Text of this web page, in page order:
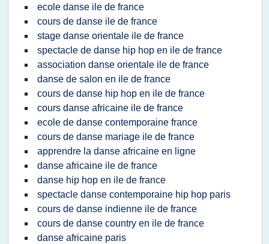
ecole danse ile de france
cours de danse ile de france
stage danse orientale ile de france
spectacle de danse hip hop en ile de france
association danse orientale ile de france
danse de salon en ile de france
cours de danse hip hop en ile de france
cours danse africaine ile de france
ecole de danse contemporaine france
cours de danse mariage ile de france
apprendre la danse africaine en ligne
danse africaine ile de france
danse hip hop en ile de france
spectacle danse contemporaine hip hop paris
cours de danse indienne ile de france
cours de danse country en ile de france
danse africaine paris